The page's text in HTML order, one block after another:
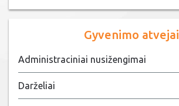
Gyvenimo atvejai
Administraciniai nusižengimai
Darželiai